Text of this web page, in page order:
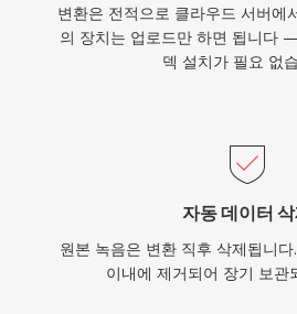
변환은 전적으로 클라우드 서버에
의 장치는 업로드만 하면 됩니다
덱 설치가 필요 없
자동 데이터
원본 녹음은 변환 직후 삭제됩니
이내에 제거되어 장기 보관